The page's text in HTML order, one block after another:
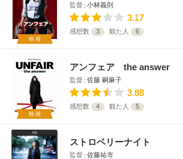
映画
監督 小林義則
3.17
感想数 3 観た人 6
映画
アンフェア the answer
監督 佐藤 嗣麻子
3.88
感想数 4 観た人 5
ストロベリーナイト
監督 佐藤祐市